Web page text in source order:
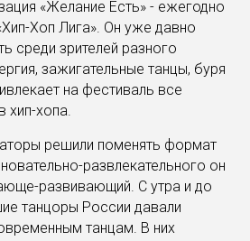
«Желание Есть» - ежегодно
Хоп Лига». Он уже давно
среди зрителей разного
зажигательные танцы, буря
на фестиваль все
хип-хопа.
решили поменять формат
развлекательного он
развивающий. С утра и до
танцоры России давали
танцам. В них